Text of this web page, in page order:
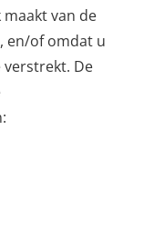
van de
en/of omdat u
verstrekt. De